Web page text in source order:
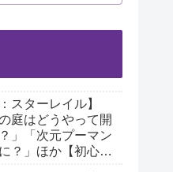
スターレイル】
の庭はどうやって開
」「次元プーマン
？」ほか【初心者